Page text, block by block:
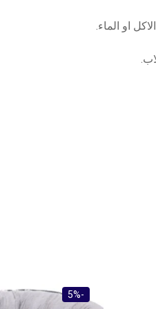
او الماء.
-5%